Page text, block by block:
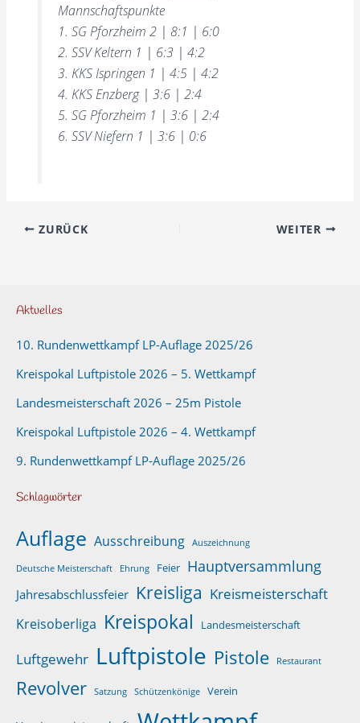
Mannschaftspunkte
1. SG Pforzheim 2 | 8:1 | 6:0
2. SSV Keltern 1 | 6:3 | 4:2
3. KKS Ispringen 1 | 4:5 | 4:2
4. KKS Enzberg | 3:6 | 2:4
5. SG Pforzheim 1 | 3:6 | 2:4
6. SSV Niefern 1 | 3:6 | 0:6
ZURÜCK WEITER
Aktuelles
10. Rundenwettkampf LP-Auflage 2025/26
Kreispokal Luftpistole 2026 – 5. Wettkampf
Landesmeisterschaft 2026 – 25m Pistole
Kreispokal Luftpistole 2026 – 4. Wettkampf
9. Rundenwettkampf LP-Auflage 2025/26
Schlagwörter
Auflage Ausschreibung Auszeichnung
Deutsche Meisterschaft Ehrung Feier Hauptversammlung
Jahresabschlussfeier Kreisliga Kreismeisterschaft
Kreisoberliga Kreispokal Landesmeisterschaft
Luftgewehr Luftpistole Pistole Restaurant
Revolver Satzung Schützenkönige Verein